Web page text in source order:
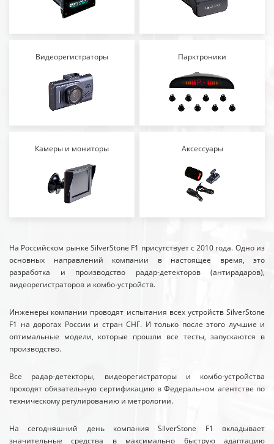
Видеорегистраторы Парктроники
Камеры и мониторы Аксессуары
На Российском рынке SilverStone F1 присутствует с 2010 года. Одно из
основных направлений компании в настоящее время, это
разработка и производство радар-детекторов (антирадаров),
видеорегистраторов и комбо-устройств.
Инженеры компании проводят испытания всех устройств SilverStone
F1 на дорогах России и стран СНГ. И только после этого лучшие и
оптимальные модели, которые прошли все тесты, запускаются в
производство.
Все радар-детекторы, видеорегистраторы и комбо-устройства
проходят обязательную сертификацию в Федеральном агентстве по
техническому регулированию и метрологии.
На сегодняшний день компания SilverStone F1 вкладывает
значительные средства в максимально быструю адаптацию